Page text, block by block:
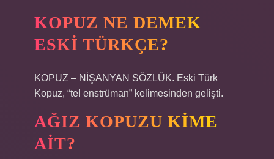
KOPUZ NE DEMEK
ESKI TÜRKÇE?
KOPUZ – NİŞANYAN SÖZLÜK. Eski Türk
Kopuz, “tel enstrüman” kelimesinden gelişti.
AĞIZ KOPUZU KIME
AIT?